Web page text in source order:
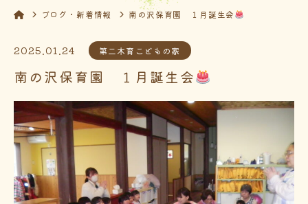
ブログ・新着情報 南の沢保育園 １月誕生会
2025.01.24 第二木育こどもの家
南の沢保育園 １月誕生会